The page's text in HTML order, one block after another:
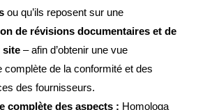
ou qu’ils reposent sur une
de révisions documentaires et de
site – afin d’obtenir une vue
complète de la conformité et des
des fournisseurs.
complète des aspects : Homologa